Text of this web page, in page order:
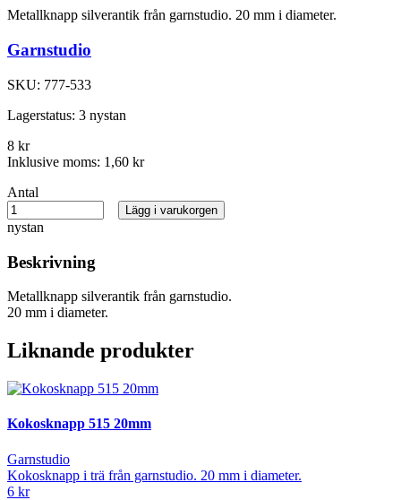
Metallknapp silverantik från garnstudio. 20 mm i diameter.
Garnstudio
SKU: 777-533
Lagerstatus: 3 nystan
8 kr
Inklusive moms: 1,60 kr
Antal
nystan
Lägg i varukorgen
Beskrivning
Metallknapp silverantik från garnstudio.
20 mm i diameter.
Liknande produkter
Kokosknapp 515 20mm
Garnstudio
Kokosknapp i trä från garnstudio. 20 mm i diameter.
6 kr